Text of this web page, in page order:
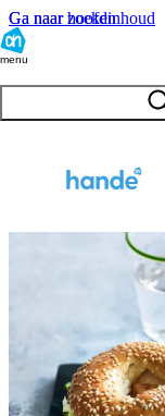
Ga naar hoofdinhoud
Ga naar zoeken
menu